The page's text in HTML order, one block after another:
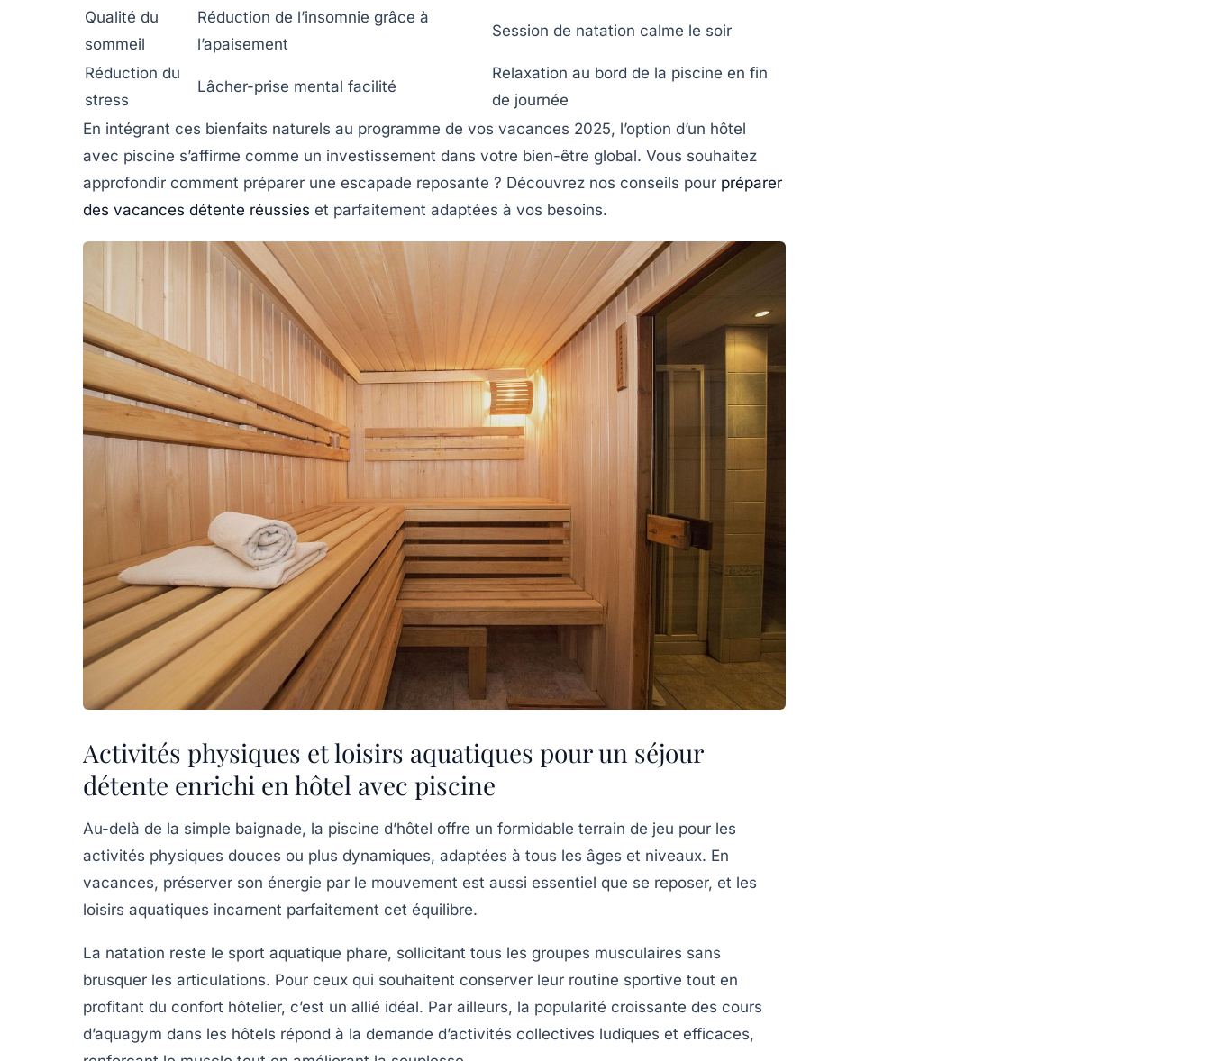
Qualité du
sommeil
Réduction de l’insomnie grâce à
l’apaisement
Session de natation calme le soir
Réduction du
stress
Lâcher-prise mental facilité
Relaxation au bord de la piscine en fin
de journée
En intégrant ces bienfaits naturels au programme de vos vacances 2025, l’option d’un hôtel
avec piscine s’affirme comme un investissement dans votre bien-être global. Vous souhaitez
approfondir comment préparer une escapade reposante ? Découvrez nos conseils pour préparer
des vacances détente réussies et parfaitement adaptées à vos besoins.
Activités physiques et loisirs aquatiques pour un séjour
détente enrichi en hôtel avec piscine
Au-delà de la simple baignade, la piscine d’hôtel offre un formidable terrain de jeu pour les
activités physiques douces ou plus dynamiques, adaptées à tous les âges et niveaux. En
vacances, préserver son énergie par le mouvement est aussi essentiel que se reposer, et les
loisirs aquatiques incarnent parfaitement cet équilibre.
La natation reste le sport aquatique phare, sollicitant tous les groupes musculaires sans
brusquer les articulations. Pour ceux qui souhaitent conserver leur routine sportive tout en
profitant du confort hôtelier, c’est un allié idéal. Par ailleurs, la popularité croissante des cours
d’aquagym dans les hôtels répond à la demande d’activités collectives ludiques et efficaces,